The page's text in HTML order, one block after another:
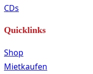
CDs
Quicklinks
Shop
Mietkaufen